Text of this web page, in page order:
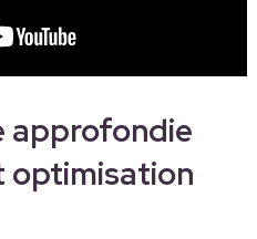
approfondie
optimisation